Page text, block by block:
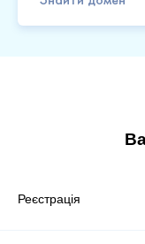
Реєстрація